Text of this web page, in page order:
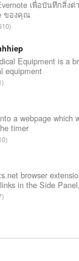
เพื่อบันทึกสิ่งต่
ของคุณ
Equipment is a
equipment
a webpage which
timer
browser
in the Side